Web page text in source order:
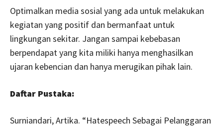
Optimalkan media sosial yang ada untuk melakukan
kegiatan yang positif dan bermanfaat untuk
lingkungan sekitar. Jangan sampai kebebasan
berpendapat yang kita miliki hanya menghasilkan
ujaran kebencian dan hanya merugikan pihak lain.
Daftar Pustaka:
Surniandari, Artika. “Hatespeech Sebagai Pelanggaran